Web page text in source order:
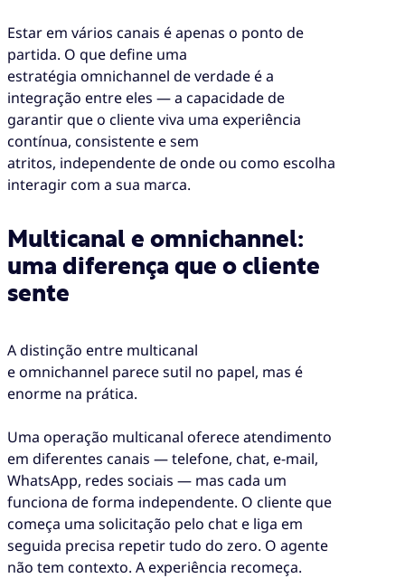
Estar em vários canais é apenas o ponto de
partida. O que define uma
estratégia omnichannel de verdade é a
integração entre eles — a capacidade de
garantir que o cliente viva uma experiência
contínua, consistente e sem
atritos, independente de onde ou como escolha
interagir com a sua marca.
Multicanal e omnichannel:
uma diferença que o cliente
sente
A distinção entre multicanal
e omnichannel parece sutil no papel, mas é
enorme na prática.
Uma operação multicanal oferece atendimento
em diferentes canais — telefone, chat, e-mail,
WhatsApp, redes sociais — mas cada um
funciona de forma independente. O cliente que
começa uma solicitação pelo chat e liga em
seguida precisa repetir tudo do zero. O agente
não tem contexto. A experiência recomeça.